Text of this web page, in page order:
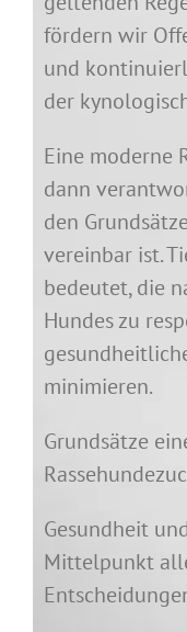
fördern wir
und
der
Eine moderne
dann
den
vereinbar ist.
bedeutet, die
Hundes zu
minimieren.
Grundsätze
Gesundheit
Mittelpunkt